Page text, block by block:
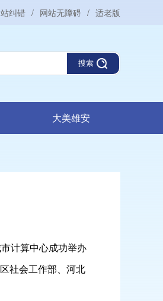
纠错 / 网站无障碍 / 适老版
搜索
大美雄安
计算中心成功举办
社会工作部、河北